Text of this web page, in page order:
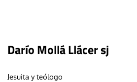
Darío Mollá Llácer sj
Jesuita y teólogo